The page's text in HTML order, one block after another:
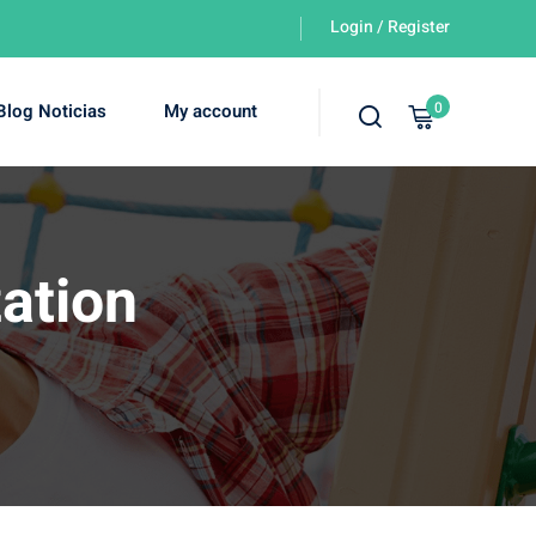
Login / Register
Noticias My account 0